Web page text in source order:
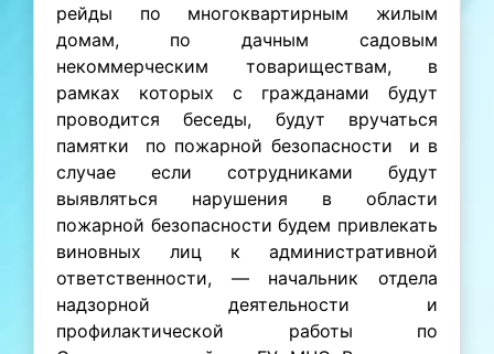
рейды по многоквартирным жилым
домам, по дачным садовым
некоммерческим товариществам, в
рамках которых с гражданами будут
проводится беседы, будут вручаться
памятки по пожарной безопасности и в
случае если сотрудниками будут
выявляться нарушения в области
пожарной безопасности будем привлекать
виновных лиц к административной
ответственности, — начальник отдела
надзорной деятельности и
профилактической работы по